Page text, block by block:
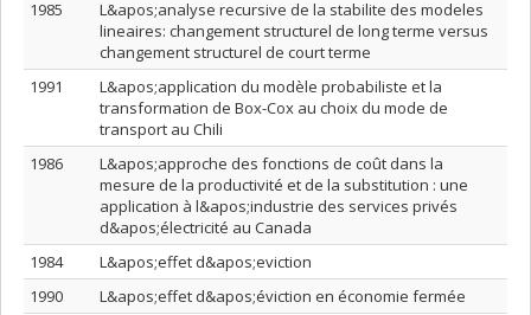
1985
L&apos;analyse recursive de la stabilite des modeles
lineaires: changement structurel de long terme versus
changement structurel de court terme
1991
L&apos;application du modèle probabiliste et la
transformation de Box-Cox au choix du mode de
transport au Chili
1986
L&apos;approche des fonctions de coût dans la
mesure de la productivité et de la substitution : une
application à l&apos;industrie des services privés
d&apos;électricité au Canada
1984
L&apos;effet d&apos;eviction
1990
L&apos;effet d&apos;éviction en économie fermée